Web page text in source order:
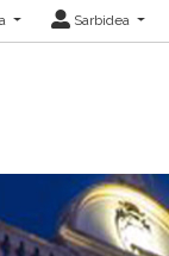
Sarbidea